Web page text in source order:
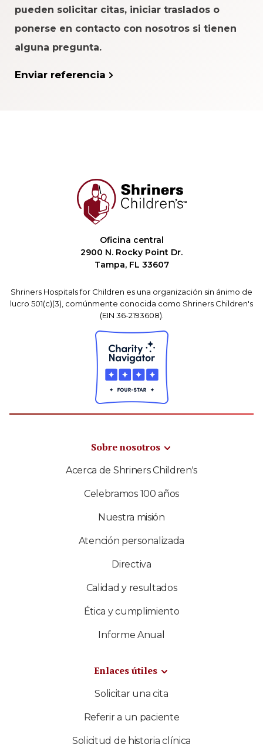
pueden solicitar citas, iniciar traslados o
ponerse en contacto con nosotros si tienen
alguna pregunta.
Enviar referencia
Oficina central
2900 N. Rocky Point Dr.
Tampa, FL 33607
Shriners Hospitals for Children es una organización sin ánimo de
lucro 501(c)(3), comúnmente conocida como Shriners Children's
(EIN 36-2193608).
Sobre nosotros
Acerca de Shriners Children's
Celebramos 100 años
Nuestra misión
Atención personalizada
Directiva
Calidad y resultados
Ética y cumplimiento
Informe Anual
Enlaces útiles
Solicitar una cita
Referir a un paciente
Solicitud de historia clínica